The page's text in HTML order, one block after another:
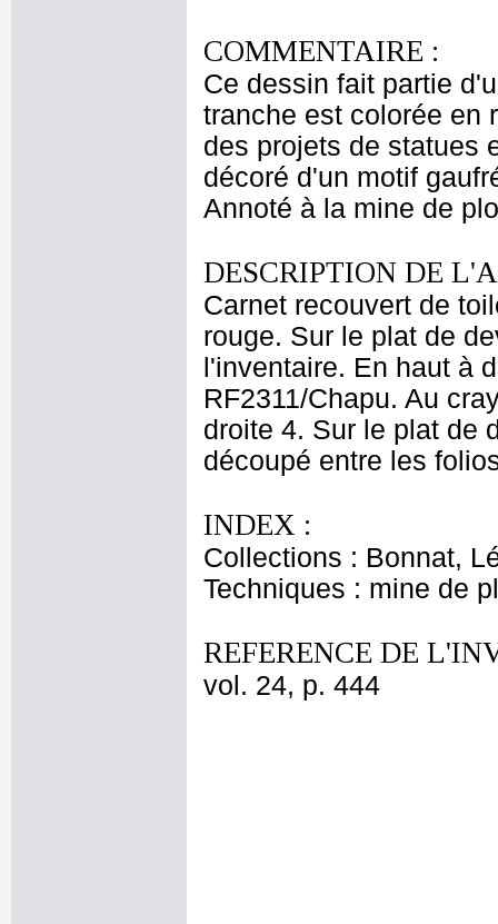
COMMENTAIRE :
Ce dessin fait partie
tranche est colorée en
des projets de statues
décoré d'un motif
Annoté à la mine de
DESCRIPTION DE
Carnet recouvert de
rouge. Sur le plat de
l'inventaire. En haut à
RF2311/Chapu. Au
droite 4. Sur le plat de
découpé entre les
INDEX :
Collections : Bonnat,
Techniques : mine de
REFERENCE DE
vol. 24, p. 444